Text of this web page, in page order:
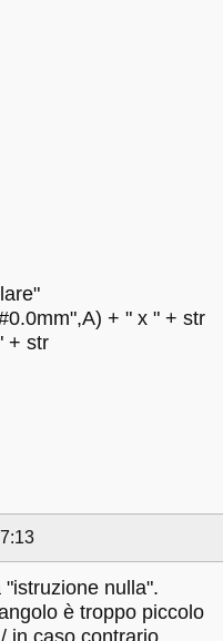
+ " x " + str
+ str
nulla".
è troppo piccolo
in caso contrario